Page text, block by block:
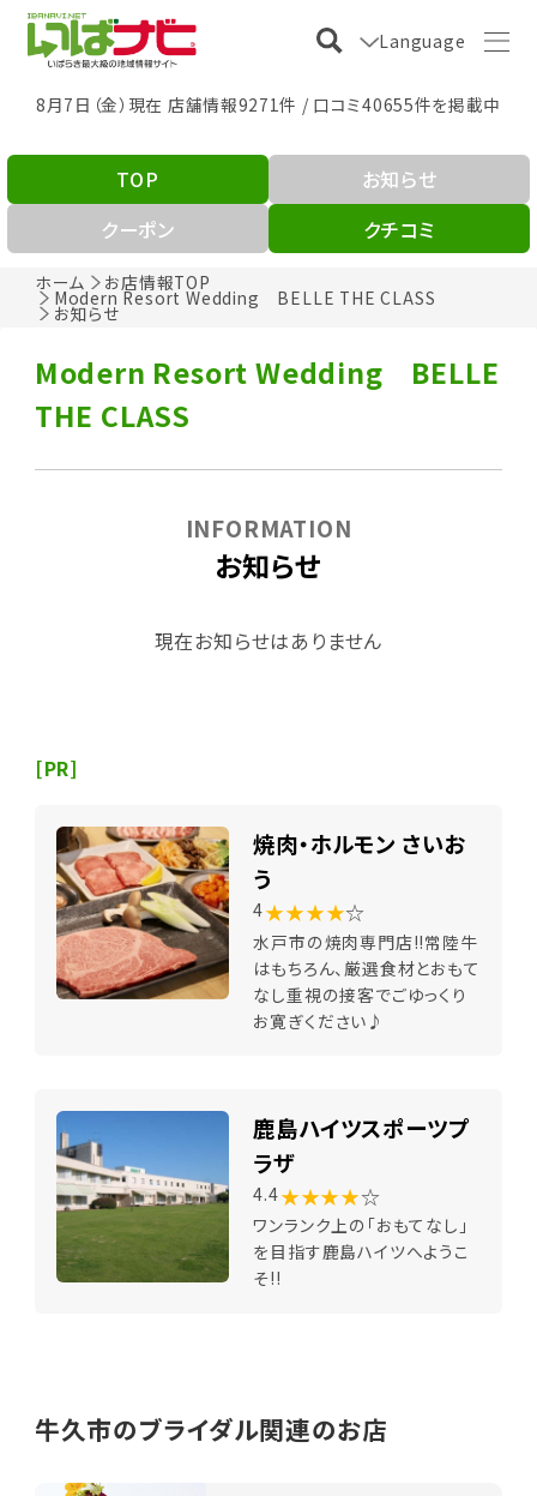
Language
8月7日（金）現在 店舗情報9271件 / 口コミ40655件を掲載中
ホーム お店情報TOP
Modern Resort Wedding BELLE THE CLASS
お知らせ
TOP
お知らせ
クーポン
クチコミ
Modern Resort Wedding BELLE
THE CLASS
お知らせ
INFORMATION
現在お知らせはありません
[PR]
焼肉・ホルモン さいお
う
4★★★★☆
水戸市の焼肉専門店!!常陸牛
はもちろん、厳選食材とおもて
なし重視の接客でごゆっくり
お寛ぎください♪
鹿島ハイツスポーツプ
ラザ
4.4★★★★☆
ワンランク上の「おもてなし」
を目指す鹿島ハイツへようこ
そ!!
牛久市のブライダル関連のお店